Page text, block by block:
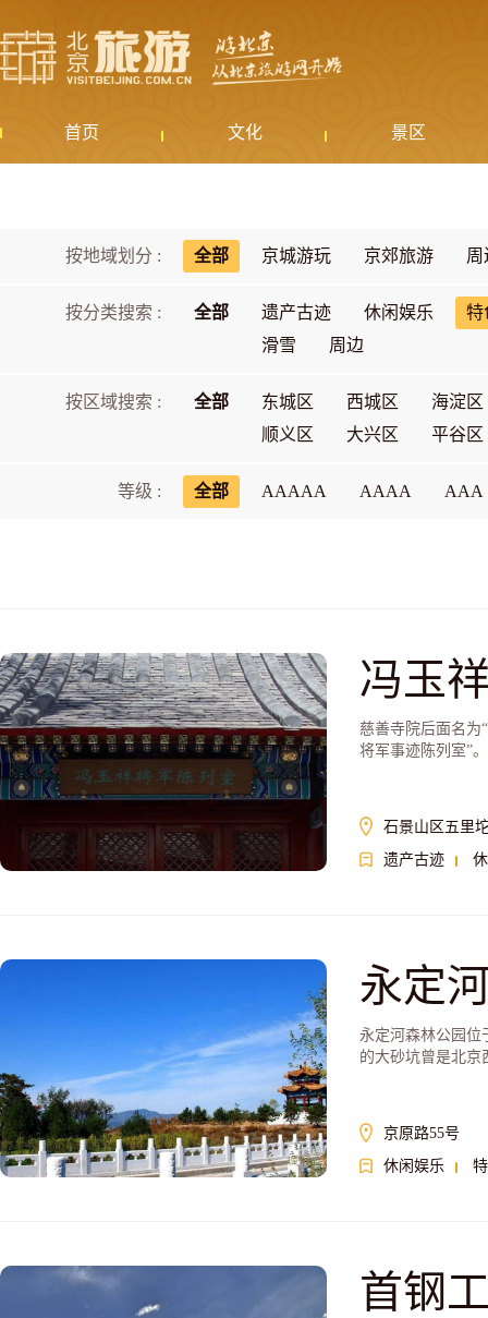
首页 文化 景区
按地域划分 : 全部 京城游玩 京郊旅游 周
按分类搜索 : 全部 遗产古迹 休闲娱乐
特
滑雪
周边
按区域搜索 : 全部 东城区 西城区
海淀区
顺义区
大兴区 平谷区
等级 : 全部 AAAAA AAAA AAA
冯玉
慈善寺院后面名为
将军事迹陈列室”。
石景山区五里
遗产古迹
永定
永定河森林公园位
的大砂坑曾是北京
京原路55号
休闲娱乐
首钢